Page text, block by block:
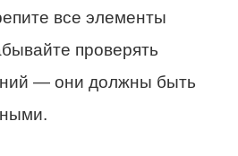
все элементы
проверять
— они должны быть